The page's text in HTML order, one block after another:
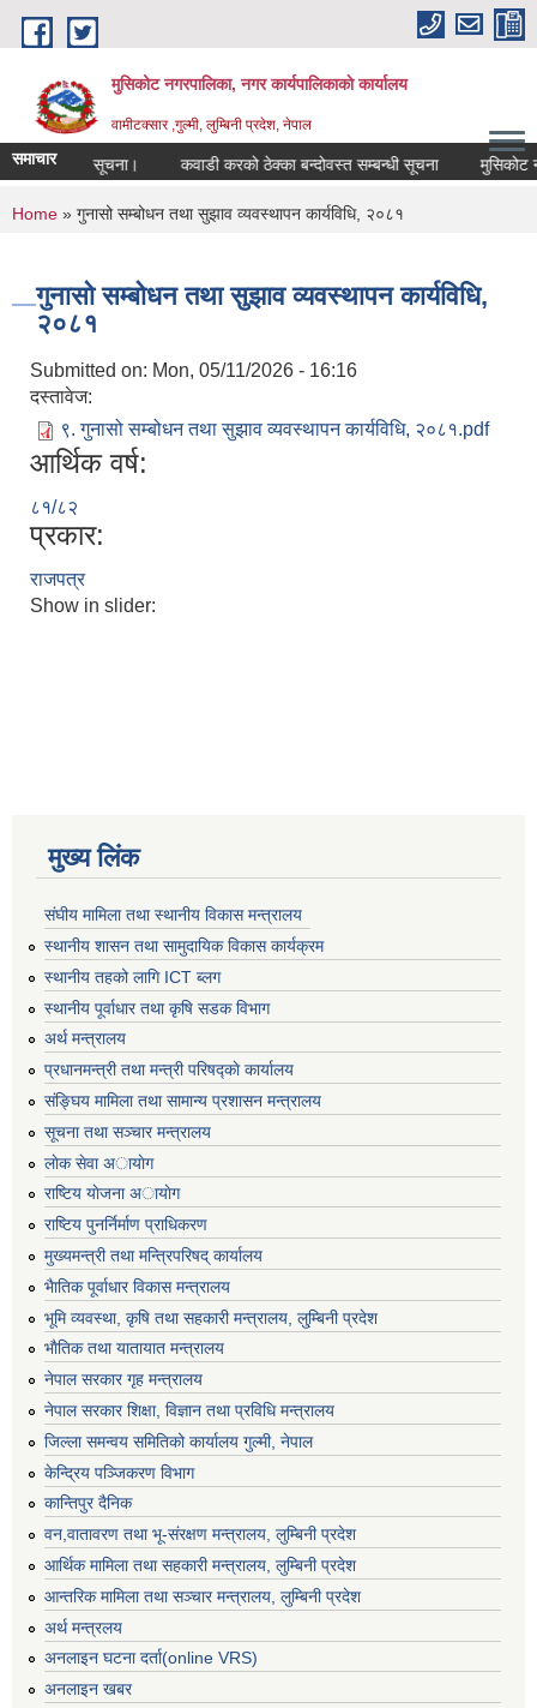
Skip to main content
मुसिकोट नगरपालिका, नगर कार्यपालिकाकाे कार्यालय
वामीटक्सार ,गुल्मी, लुम्बिनी प्रदेश, नेपाल
समाचार
गरिएको सूचना। कवाडी करको ठेक्का बन्दोवस्त सम्बन्धी सूचना मुसिकोट
You are here
Home » गुनासो सम्बोधन तथा सुझाव व्यवस्थापन कार्यविधि, २०८१
गुनासो सम्बोधन तथा सुझाव व्यवस्थापन कार्यविधि,
२०८१
Submitted on: Mon, 05/11/2026 - 16:16
दस्तावेज:
९. गुनासो सम्बोधन तथा सुझाव व्यवस्थापन कार्यविधि, २०८१.pdf
आर्थिक वर्ष:
८१/८२
प्रकार:
राजपत्र
Show in slider:
मुख्य लिंक
संघीय मामिला तथा स्थानीय विकास मन्त्रालय
स्थानीय शासन तथा सामुदायिक विकास कार्यक्रम
स्थानीय तहको लागि ICT ब्लग
स्थानीय पूर्वाधार तथा कृषि सडक विभाग
अर्थ मन्त्रालय
प्रधानमन्त्री तथा मन्त्री परिषद्काे कार्यालय
संङ्घिय मामिला तथा सामान्य प्रशासन मन्त्रालय
सूचना तथा सञ्चार मन्त्रालय
लाेक सेवा अायाेग
राष्टिय याेजना अायाेग
राष्टिय पुनर्निर्माण प्राधिकरण
मुख्यमन्त्री तथा मन्त्रिपरिषद् कार्यालय
भैातिक पूर्वाधार विकास मन्त्रालय
भूमि व्यवस्था, कृषि तथा सहकारी मन्त्रालय, लु्म्बिनी प्रदेश
भाैतिक तथा यातायात मन्त्रालय
नेपाल सरकार गृह मन्त्रालय
नेपाल सरकार शिक्षा, विज्ञान तथा प्रविधि मन्त्रालय
जिल्ला समन्वय समितिको कार्यालय गुल्मी, नेपाल
केन्द्रिय पञ्जिकरण विभाग
कान्तिपुर दैनिक
वन,वातावरण तथा भू-संरक्षण मन्त्रालय, लुम्बिनी प्रदेश
आर्थिक मामिला तथा सहकारी मन्त्रालय, लुम्बिनी प्रदेश
आन्तरिक मामिला तथा सञ्चार मन्त्रालय, लुम्बिनी प्रदेश
अर्थ मन्त्रलय
अनलाइन घटना दर्ता(online VRS)
अनलाइन खबर